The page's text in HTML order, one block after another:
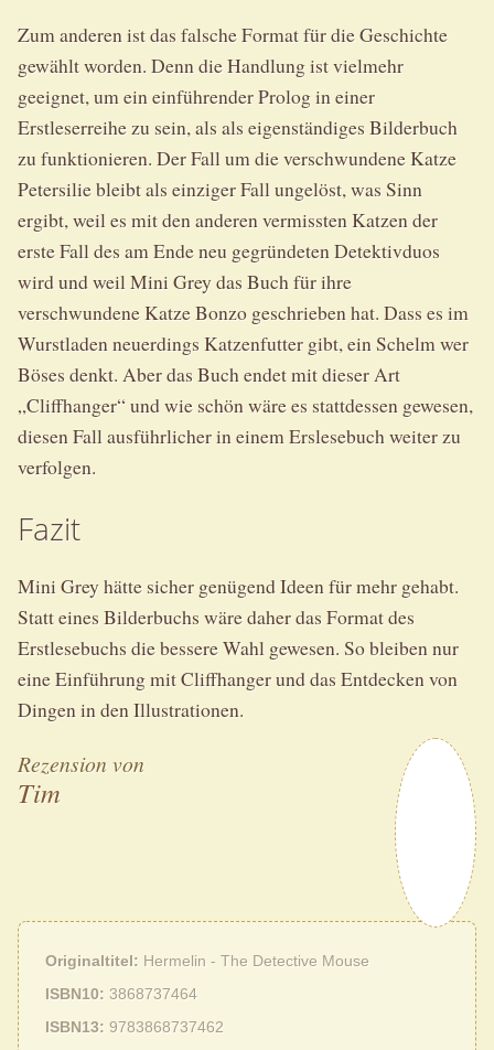
Zum anderen ist das falsche Format für die Geschichte
gewählt worden. Denn die Handlung ist vielmehr
geeignet, um ein einführender Prolog in einer
Erstleserreihe zu sein, als als eigenständiges Bilderbuch
zu funktionieren. Der Fall um die verschwundene Katze
Petersilie bleibt als einziger Fall ungelöst, was Sinn
ergibt, weil es mit den anderen vermissten Katzen der
erste Fall des am Ende neu gegründeten Detektivduos
wird und weil Mini Grey das Buch für ihre
verschwundene Katze Bonzo geschrieben hat. Dass es im
Wurstladen neuerdings Katzenfutter gibt, ein Schelm wer
Böses denkt. Aber das Buch endet mit dieser Art
„Cliffhanger“ und wie schön wäre es stattdessen gewesen,
diesen Fall ausführlicher in einem Erslesebuch weiter zu
verfolgen.
Fazit
Mini Grey hätte sicher genügend Ideen für mehr gehabt.
Statt eines Bilderbuchs wäre daher das Format des
Erstlesebuchs die bessere Wahl gewesen. So bleiben nur
eine Einführung mit Cliffhanger und das Entdecken von
Dingen in den Illustrationen.
Rezension von
Tim
Originaltitel
Hermelin - The Detective Mouse
ISBN10
3868737464
ISBN13 9783868737462